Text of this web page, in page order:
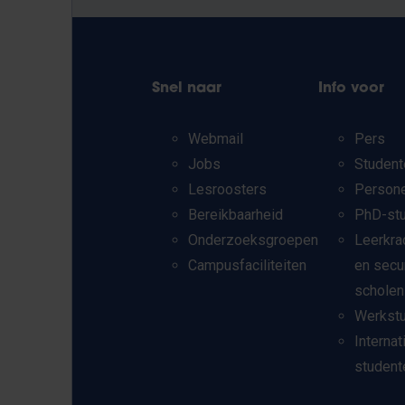
Snel naar
Webmail
Jobs
Lesroosters
Bereikbaarheid
Onderzoeksgroepen
Campusfaciliteiten
Info voor
Pers
PhD-
en
scholen